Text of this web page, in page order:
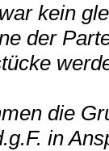
kein
der
die
in